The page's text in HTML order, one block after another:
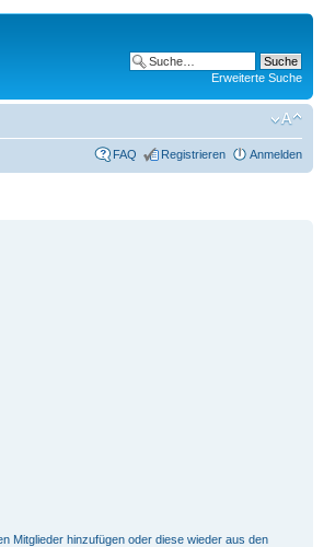
Erweiterte Suche
FAQ Registrieren Anmelden
Mitglieder hinzufügen oder diese wieder aus den